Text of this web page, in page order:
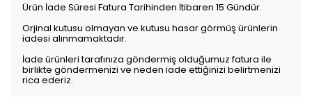
Ürün İade Süresi Fatura Tarihinden İtibaren 15 Gündür.
Orjinal kutusu olmayan ve kutusu hasar görmüş ürünlerin
iadesi alınmamaktadır.
İade ürünleri tarafınıza göndermiş olduğumuz fatura ile
birlikte göndermenizi ve neden iade ettiğinizi belirtmenizi
rica ederiz.